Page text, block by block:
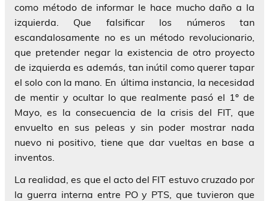
como método de informar le hace mucho daño a la
izquierda. Que falsificar los números tan
escandalosamente no es un método revolucionario,
que pretender negar la existencia de otro proyecto
de izquierda es además, tan inútil como querer tapar
el solo con la mano. En última instancia, la necesidad
de mentir y ocultar lo que realmente pasó el 1º de
Mayo, es la consecuencia de la crisis del FIT, que
envuelto en sus peleas y sin poder mostrar nada
nuevo ni positivo, tiene que dar vueltas en base a
inventos.
La realidad, es que el acto del FIT estuvo cruzado por
la guerra interna entre PO y PTS, que tuvieron que